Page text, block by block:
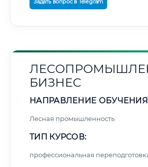
Задать вопрос в Telegram
БИЗНЕС
НАПРАВЛЕНИЕ
Лесная промышленность
ТИП КУРСОВ:
профессиональная